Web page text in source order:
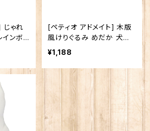
じゃれ
ンボ
[ペティオ アドメイト] 木版
風けりぐるみ めだか 犬猫
用品 猫用玩具
¥1,188